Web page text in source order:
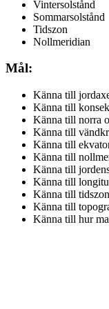
Vintersolstånd
Sommarsolstånd
Tidszon
Nollmeridian
Mål:
Känna till
Känna till
Känna till norra
Känna till
Känna till
Känna till
Känna till
Känna till
Känna till
Känna till
Känna till hur